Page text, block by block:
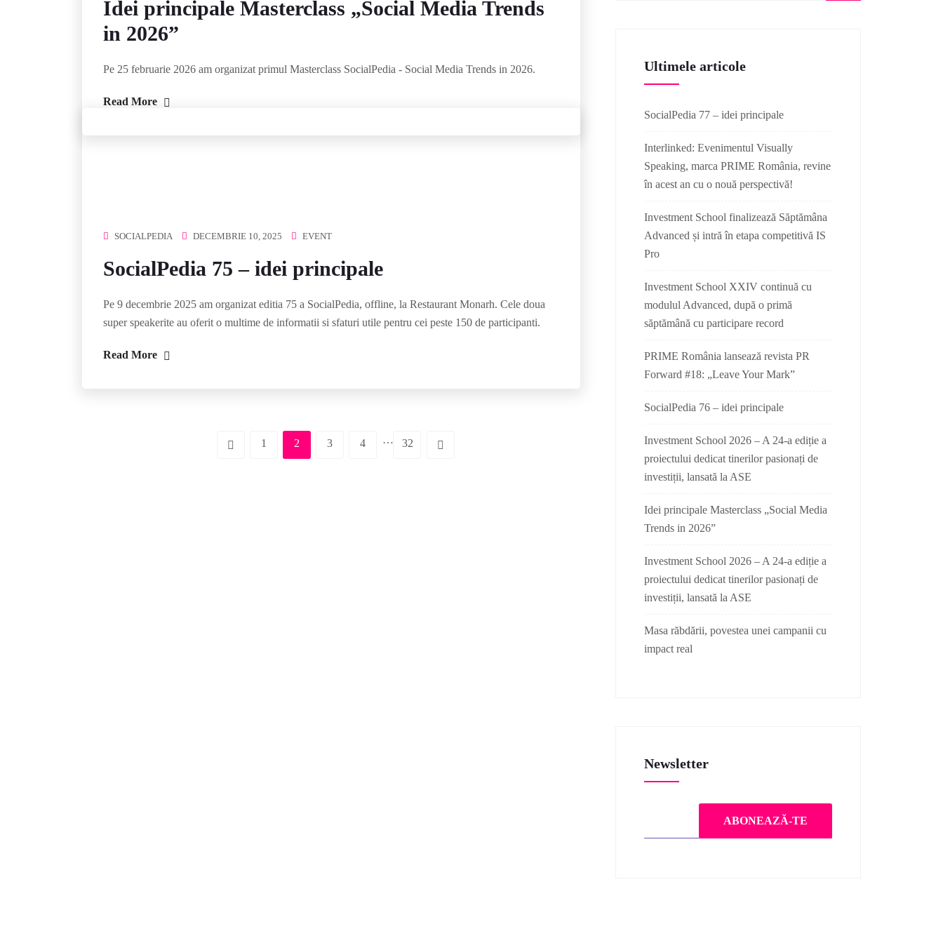
Idei principale Masterclass „Social Media Trends
in 2026”
Pe 25 februarie 2026 am organizat primul Masterclass SocialPedia - Social Media Trends in 2026.
Read More
SOCIALPEDIA DECEMBRIE 10, 2025 EVENT
SocialPedia 75 – idei principale
Pe 9 decembrie 2025 am organizat editia 75 a SocialPedia, offline, la Restaurant Monarh. Cele doua
super speakerite au oferit o multime de informatii si sfaturi utile pentru cei peste 150 de participanti.
Read More
1 2 3 4 … 32
Ultimele articole
SocialPedia 77 – idei principale
Interlinked: Evenimentul Visually
Speaking, marca PRIME România, revine
în acest an cu o nouă perspectivă!
Investment School finalizează Săptămâna
Advanced și intră în etapa competitivă IS
Pro
Investment School XXIV continuă cu
modulul Advanced, după o primă
săptămână cu participare record
PRIME România lansează revista PR
Forward #18: „Leave Your Mark”
SocialPedia 76 – idei principale
Investment School 2026 – A 24-a ediție a
proiectului dedicat tinerilor pasionați de
investiții, lansată la ASE
Idei principale Masterclass „Social Media
Trends in 2026”
Investment School 2026 – A 24-a ediție a
proiectului dedicat tinerilor pasionați de
investiții, lansată la ASE
Masa răbdării, povestea unei campanii cu
impact real
Newsletter